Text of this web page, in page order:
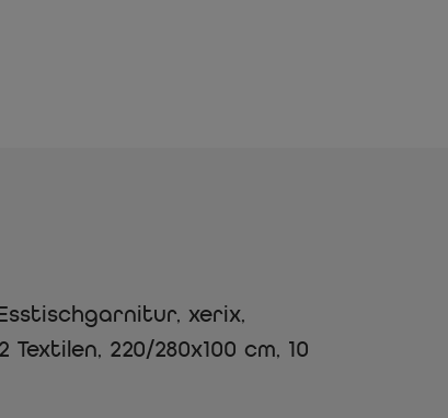
xerix,
220/280x100 cm, 10